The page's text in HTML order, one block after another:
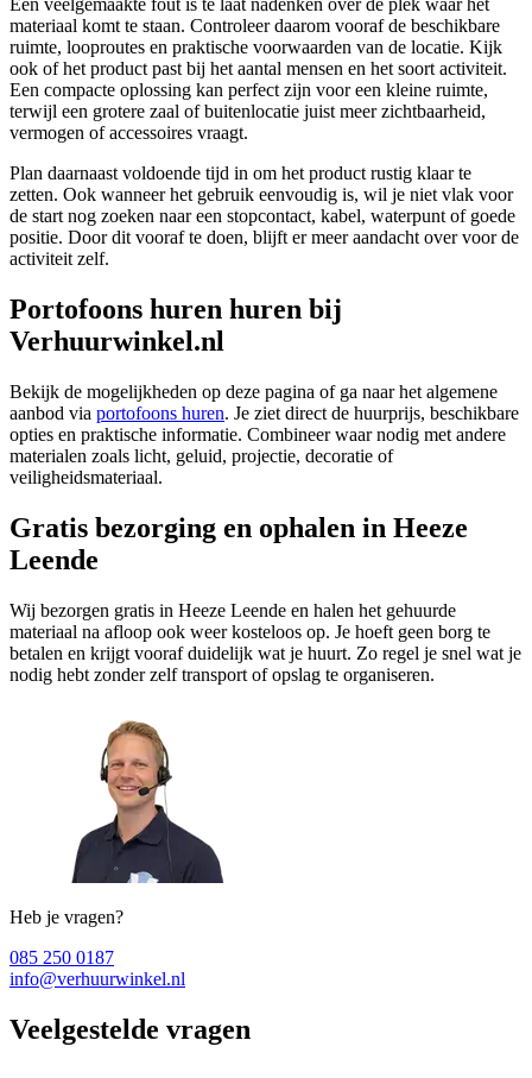
Een veelgemaakte fout is te laat nadenken over de plek waar het
materiaal komt te staan. Controleer daarom vooraf de beschikbare
ruimte, looproutes en praktische voorwaarden van de locatie. Kijk
ook of het product past bij het aantal mensen en het soort activiteit.
Een compacte oplossing kan perfect zijn voor een kleine ruimte,
terwijl een grotere zaal of buitenlocatie juist meer zichtbaarheid,
vermogen of accessoires vraagt.
Plan daarnaast voldoende tijd in om het product rustig klaar te
zetten. Ook wanneer het gebruik eenvoudig is, wil je niet vlak voor
de start nog zoeken naar een stopcontact, kabel, waterpunt of goede
positie. Door dit vooraf te doen, blijft er meer aandacht over voor de
activiteit zelf.
Portofoons huren huren bij
Verhuurwinkel.nl
Bekijk de mogelijkheden op deze pagina of ga naar het algemene
aanbod via portofoons huren. Je ziet direct de huurprijs, beschikbare
opties en praktische informatie. Combineer waar nodig met andere
materialen zoals licht, geluid, projectie, decoratie of
veiligheidsmateriaal.
Gratis bezorging en ophalen in Heeze
Leende
Wij bezorgen gratis in Heeze Leende en halen het gehuurde
materiaal na afloop ook weer kosteloos op. Je hoeft geen borg te
betalen en krijgt vooraf duidelijk wat je huurt. Zo regel je snel wat je
nodig hebt zonder zelf transport of opslag te organiseren.
Heb je vragen?
085 250 0187
info@verhuurwinkel.nl
Veelgestelde vragen